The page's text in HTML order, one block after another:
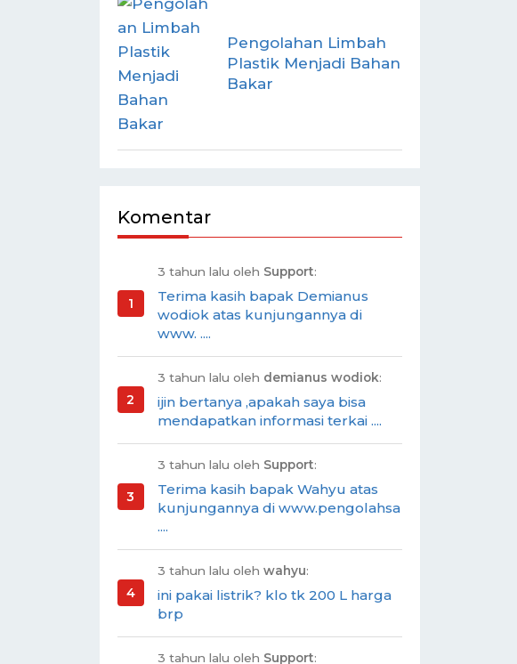
Pengolahan Limbah
Plastik Menjadi Bahan
Bakar
Komentar
3 tahun lalu oleh Support:
Terima kasih bapak Demianus
wodiok atas kunjungannya di
www. ....
3 tahun lalu oleh demianus wodiok:
ijin bertanya ,apakah saya bisa
mendapatkan informasi terkai ....
3 tahun lalu oleh Support:
Terima kasih bapak Wahyu atas
kunjungannya di www.pengolahsa
....
3 tahun lalu oleh wahyu:
ini pakai listrik? klo tk 200 L harga
brp
3 tahun lalu oleh Support: